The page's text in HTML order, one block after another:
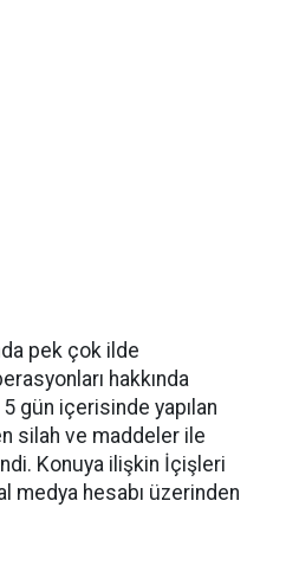
pek çok ilde
hakkında
gün içerisinde yapılan
silah ve maddeler ile
Konuya ilişkin İçişleri
medya hesabı üzerinden